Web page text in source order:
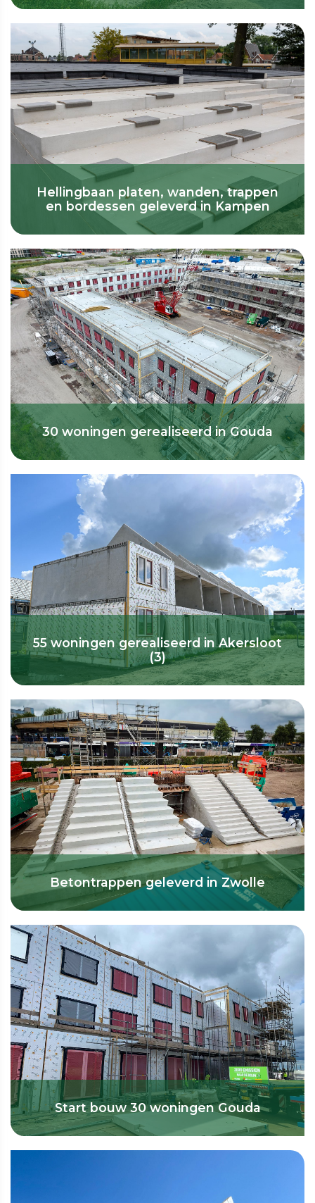
Hellingbaan platen, wanden, trappen
en bordessen geleverd in Kampen
30 woningen gerealiseerd in Gouda
55 woningen gerealiseerd in Akersloot
(3)
Betontrappen geleverd in Zwolle
Start bouw 30 woningen Gouda